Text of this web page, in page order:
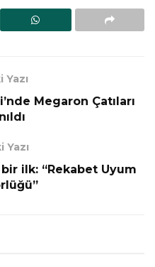
Yazı
Megaron Çatıları
Yazı
ilk: “Rekabet Uyum